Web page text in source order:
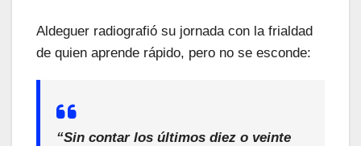
Aldeguer radiografió su jornada con la frialdad
de quien aprende rápido, pero no se esconde:
“Sin contar los últimos diez o veinte